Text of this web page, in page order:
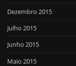
Dezembro 2015
Julho 2015
Junho 2015
Maio 2015